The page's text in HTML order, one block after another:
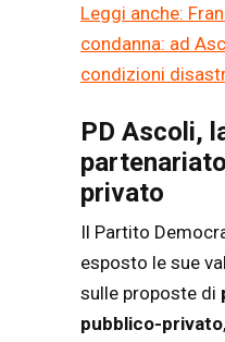
Leggi anche:
condanna: ad
condizioni
PD Ascoli,
privato
Il Partito
esposto le sue
sulle proposte di
pubblico-privato